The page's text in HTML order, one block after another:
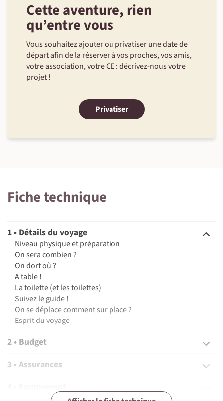
Cette aventure, rien
qu’entre vous
Vous souhaitez ajouter ou privatiser une date de
départ afin de la réserver à vos proches, vos amis,
votre association, votre CE : décrivez-nous votre
projet !
Privatiser
Fiche technique
1 • Détails du voyage
Niveau physique et préparation
On sera combien ?
On dort où ?
A table !
La toilette (et les toilettes)
Suivez le guide !
On se déplace comment sur place ?
Esprit du voyage
2 • Budget
3 • Assurances